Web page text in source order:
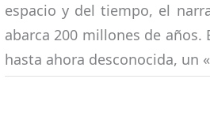
espacio y del tiempo, el
abarca 200 millones de
hasta ahora desconocida, un